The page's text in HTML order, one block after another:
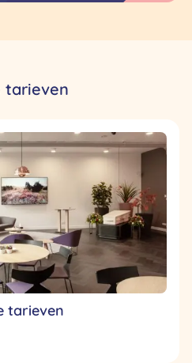
tarieven
tarieven